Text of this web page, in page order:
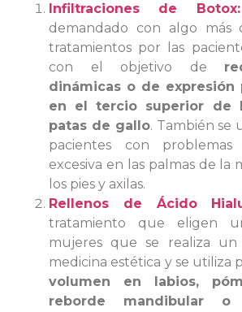
Infiltraciones de
demandado con algo más
tratamientos por las
con el objetivo de
dinámicas o de expresión
en el tercio superior de
patas de gallo. También se
pacientes con problemas
excesiva en las palmas de la
los pies y axilas.
Rellenos de Ácido
tratamiento que eligen
mujeres que se realiza
medicina estética y se utiliza
volumen en labios,
reborde mandibular o